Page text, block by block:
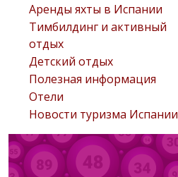
Аренды яхты в Испании
Тимбилдинг и активный
отдых
Детский отдых
Полезная информация
Отели
Новости туризма Испании